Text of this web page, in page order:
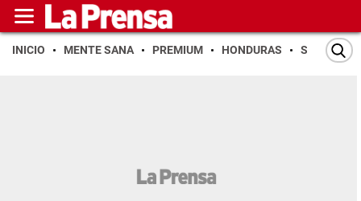
INICIO MENTE SANA PREMIUM HONDURAS SAN PEDRO